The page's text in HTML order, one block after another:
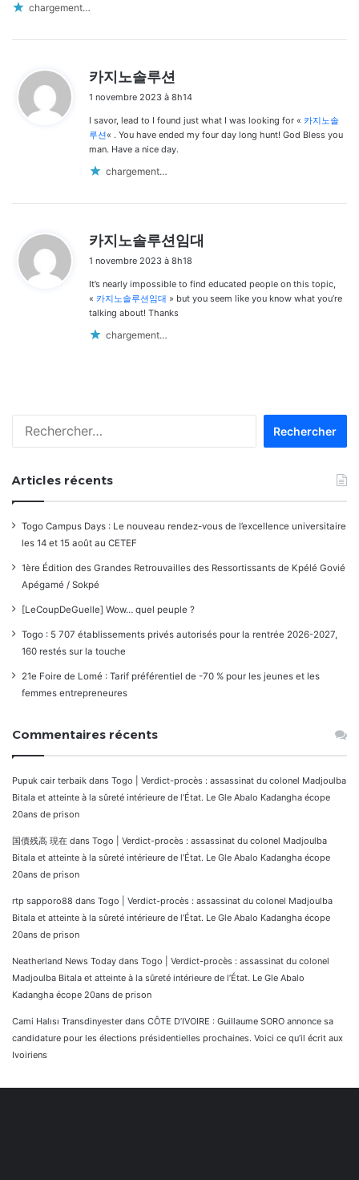
chargement…
카지노솔루션
t
:
1 novembre 2023 à 8h14
I savor, lead to I found just what I was looking for « 카지노솔
루션« . You have ended my four day long hunt! God Bless you
man. Have a nice day.
chargement…
카지노솔루션임대
:
1 novembre 2023 à 8h18
It’s nearly impossible to find educated people on this topic,
« 카지노솔루션임대 » but you seem like you know what you’re
talking about! Thanks
chargement…
Articles récents
Togo Campus Days : Le nouveau rendez-vous de l’excellence universitaire
les 14 et 15 août au CETEF
1ère Édition des Grandes Retrouvailles des Ressortissants de Kpélé Govié
Apégamé / Sokpé
[LeCoupDeGuelle] Wow… quel peuple ?
Togo : 5 707 établissements privés autorisés pour la rentrée 2026-2027,
160 restés sur la touche
21e Foire de Lomé : Tarif préférentiel de -70 % pour les jeunes et les
femmes entrepreneures
Commentaires récents
Pupuk cair terbaik dans Togo | Verdict-procès : assassinat du colonel Madjoulba
Bitala et atteinte à la sûreté intérieure de l’État. Le Gle Abalo Kadangha écope
20ans de prison
国債残高 現在 dans Togo | Verdict-procès : assassinat du colonel Madjoulba
Bitala et atteinte à la sûreté intérieure de l’État. Le Gle Abalo Kadangha écope
20ans de prison
rtp sapporo88 dans Togo | Verdict-procès : assassinat du colonel Madjoulba
Bitala et atteinte à la sûreté intérieure de l’État. Le Gle Abalo Kadangha écope
20ans de prison
Neatherland News Today dans Togo | Verdict-procès : assassinat du colonel
Madjoulba Bitala et atteinte à la sûreté intérieure de l’État. Le Gle Abalo
Kadangha écope 20ans de prison
Cami Halısı Transdinyester dans CÔTE D’IVOIRE : Guillaume SORO annonce sa
candidature pour les élections présidentielles prochaines. Voici ce qu’il écrit aux
Ivoiriens